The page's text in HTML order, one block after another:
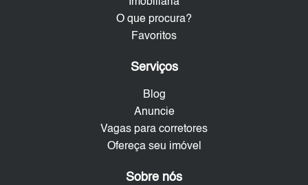
O que procura?
Favoritos
Serviços
Blog
Anuncie
Vagas para corretores
Ofereça seu imóvel
Sobre nós